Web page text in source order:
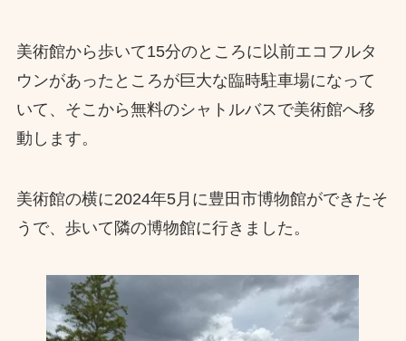
美術館から歩いて15分のところに以前エコフルタ
ウンがあったところが巨大な臨時駐車場になって
いて、そこから無料のシャトルバスで美術館へ移
動します。
美術館の横に2024年5月に豊田市博物館ができたそ
うで、歩いて隣の博物館に行きました。